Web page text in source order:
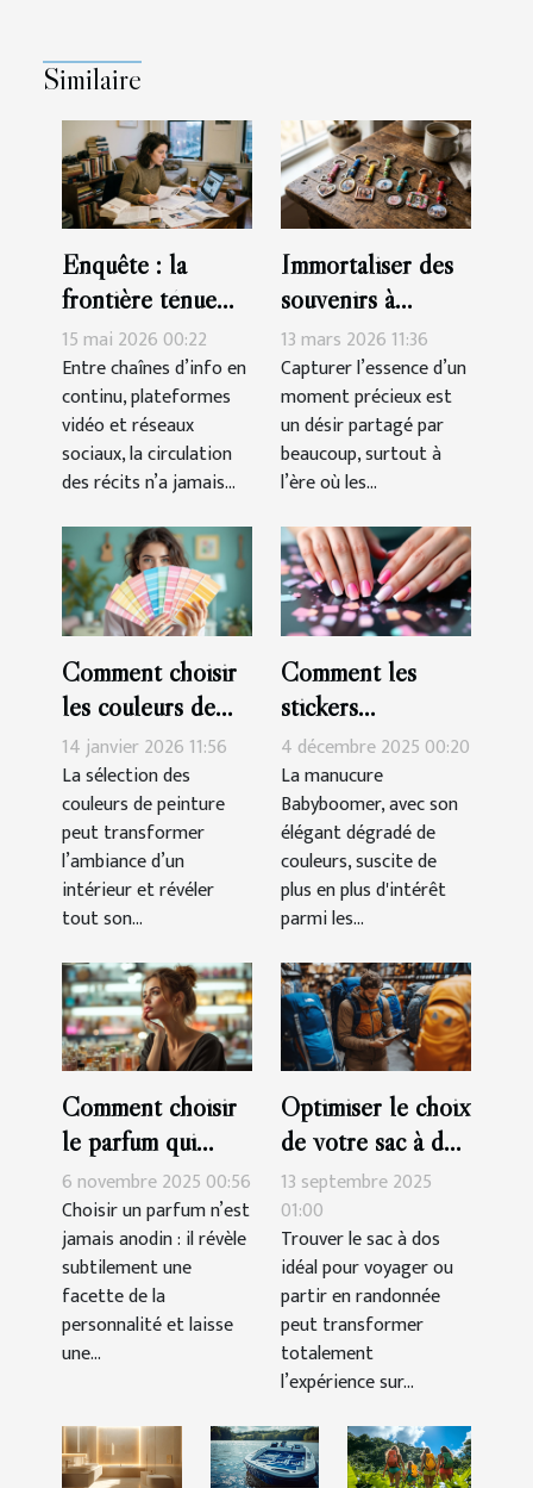
Similaire
Enquête : la
frontière ténue
entre information,
culture et
manipulation
15 mai 2026 00:22
Entre chaînes d’info en
continu, plateformes
vidéo et réseaux
sociaux, la circulation
des récits n’a jamais...
Immortaliser des
souvenirs à
travers des porte-
clés sur mesure
13 mars 2026 11:36
Capturer l’essence d’un
moment précieux est
un désir partagé par
beaucoup, surtout à
l’ère où les...
Comment choisir
les couleurs de
peinture pour
harmoniser votre
espace ?
14 janvier 2026 11:56
La sélection des
couleurs de peinture
peut transformer
l’ambiance d’un
intérieur et révéler
tout son...
Comment les
stickers
simplifient-ils la
réalisation d'une
manucure
Babyboomer ?
4 décembre 2025 00:20
La manucure
Babyboomer, avec son
élégant dégradé de
couleurs, suscite de
plus en plus d'intérêt
parmi les...
Comment choisir
le parfum qui
complète votre
personnalité?
6 novembre 2025 00:56
Choisir un parfum n’est
jamais anodin : il révèle
subtilement une
facette de la
personnalité et laisse
une...
Optimiser le choix
de votre sac à dos
pour voyages et
randonnées
13 septembre 2025
01:00
Trouver le sac à dos
idéal pour voyager ou
partir en randonnée
peut transformer
totalement
l’expérience sur...